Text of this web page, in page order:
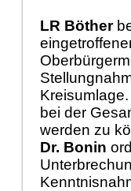
LR Böther
bei der
werden zu
Dr. Bonin